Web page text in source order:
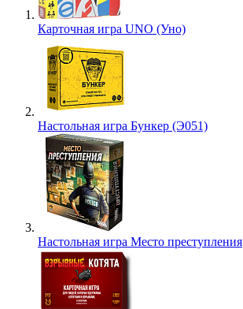
Карточная игра UNO (Уно)
Настольная игра Бункер (Э051)
Настольная игра Место преступления